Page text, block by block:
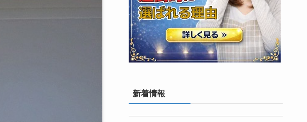
新着情報